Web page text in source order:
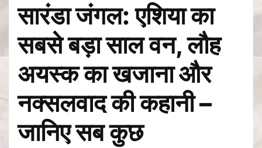
सारंडा जंगल: एशिया का
सबसे बड़ा साल वन, लौह
अयस्क का खजाना और
नक्सलवाद की कहानी –
जानिए सब कुछ